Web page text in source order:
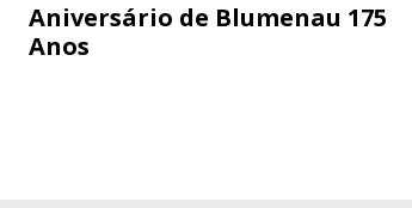
Aniversário de Blumenau 175
Anos